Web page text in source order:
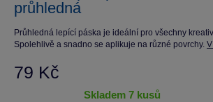
průhledná
Průhledná lepící páska je ideální pro všechny
Spolehlivě a snadno se aplikuje na různé povrchy.
79 Kč
skladem 7 kusů